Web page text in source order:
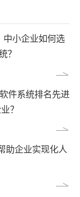
中小企业如何选
？
件系统排名先进
？
助企业实现化人